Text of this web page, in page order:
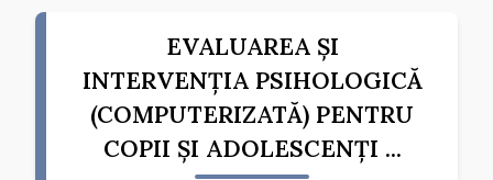
EVALUAREA ȘI
INTERVENȚIA PSIHOLOGICĂ
(COMPUTERIZATĂ) PENTRU
COPII ȘI ADOLESCENȚI ...